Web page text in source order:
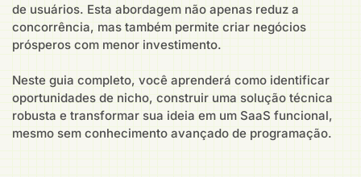
de usuários. Esta abordagem não apenas reduz a
concorrência, mas também permite criar negócios
prósperos com menor investimento.
Neste guia completo, você aprenderá como identificar
oportunidades de nicho, construir uma solução técnica
robusta e transformar sua ideia em um SaaS funcional,
mesmo sem conhecimento avançado de programação.